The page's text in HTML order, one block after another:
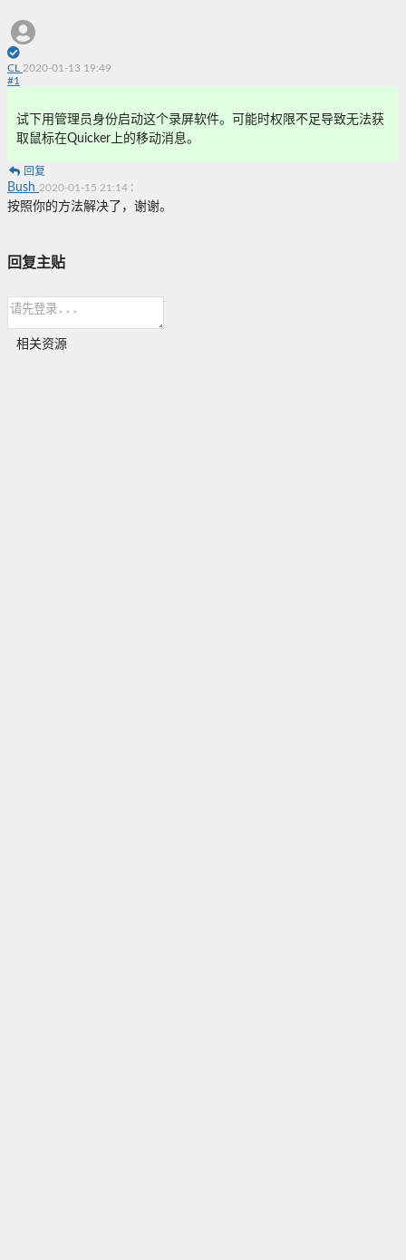
CL 2020-01-13 19:49
#1
试下用管理员身份启动这个录屏软件。可能时权限不足导致无法获
取鼠标在Quicker上的移动消息。
回复
Bush 2020-01-15 21:14 :
按照你的方法解决了，谢谢。
回复主贴
相关资源